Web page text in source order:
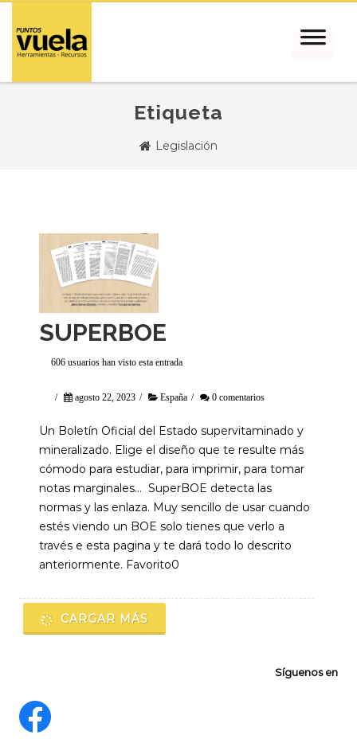
Etiqueta
Legislación
SUPERBOE
606 usuarios han visto esta entrada
/ agosto 22, 2023 / España / 0 comentarios
Un Boletín Oficial del Estado supervitaminado y
mineralizado. Elige el diseño que te resulte más
cómodo para estudiar, para imprimir, para tomar
notas marginales… SuperBOE detecta las
normas y las enlaza. Muy sencillo de usar cuando
estés viendo un BOE solo tienes que verlo a
través e esta pagina y te dará todo lo descrito
anteriormente. Favorito0
CARGAR MÁS
Síguenos en